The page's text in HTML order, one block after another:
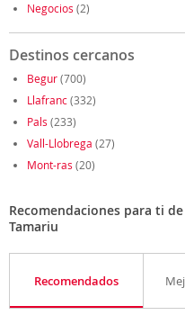
Negocios (2)
Destinos cercanos
Begur(700)
Llafranc(332)
Pals (233)
Vall-Llobrega (27)
Mont-ras (20)
Recomendaciones para ti
Tamariu
Recomendados